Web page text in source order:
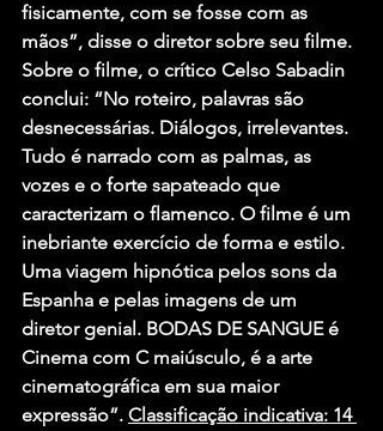
fisicamente, com se fosse com as
mãos”, disse o diretor sobre seu filme.
Sobre o filme, o crítico Celso Sabadin
conclui: “No roteiro, palavras são
desnecessárias. Diálogos, irrelevantes.
Tudo é narrado com as palmas, as
vozes e o forte sapateado que
caracterizam o flamenco. O filme é um
inebriante exercício de forma e estilo.
Uma viagem hipnótica pelos sons da
Espanha e pelas imagens de um
diretor genial. BODAS DE SANGUE é
Cinema com C maiúsculo, é a arte
cinematográfica em sua maior
expressão”. Classificação indicativa: 14